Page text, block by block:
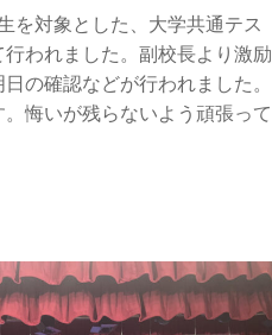
対象とした、大学共通テス
行われました。副校長より激励
の確認などが行われました。
悔いが残らないよう頑張って